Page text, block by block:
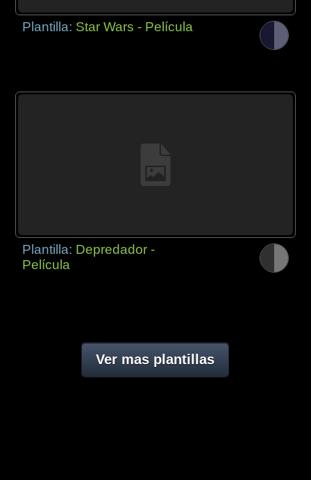
Plantilla: Star Wars - Película
Plantilla: Depredador -
Película
Ver mas plantillas